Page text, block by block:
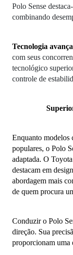
Polo Sense
combinando
Tecnologia
com seus
tecnológico
controle de
Enquanto
populares, o Polo
adaptada. O
destacam em
abordagem mais
de quem procura
Conduzir o Polo
direção. Sua
proporcionam uma